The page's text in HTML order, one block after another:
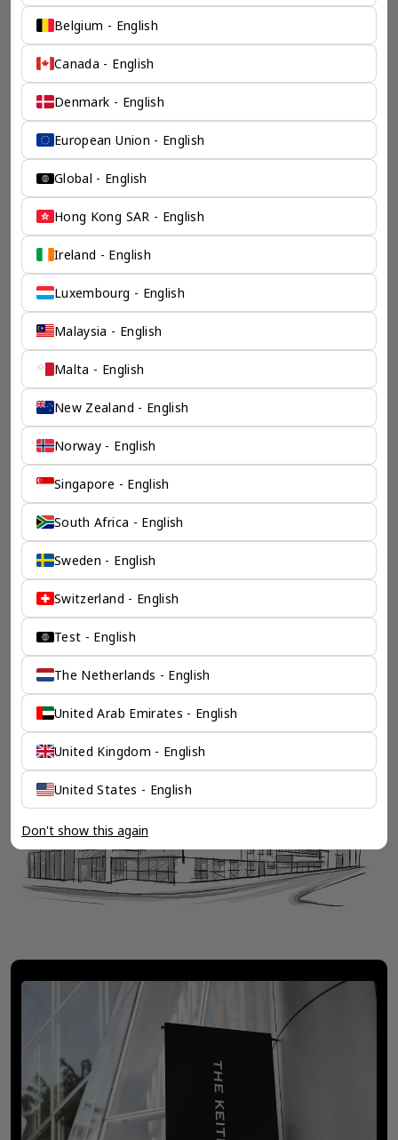
全球 公司秘书 企业服务 - 奕资环球 ™（中国内地）
专注服务海外企业的零售
咨询提供商
有了奕资环球在全世界强大的关系网络，运营您的海外公司将
不再令人困扰。无论您想要外商企业注册服务、开设商业银行
账户或税务咨询，我们都可以为您提供最直接的答案。
检索产品
一个全服务咨询公司为您
保驾护航
奕资环球是您值得信赖的海外合作伙伴。我们是香港伦敦奕资
咨询有限公司的零售咨询部门，这是一家总部位于香港的全球
咨询机构，接触世界50个市场，约占全球GDP的72%。
凭借其战略优势，我们可以将客户与全球市场的机遇联系起
来，并为21个行业的客户提供服务。
了解香港伦敦奕资咨询有限公司 >
Belgium - English
Canada - English
Denmark - English
European Union - English
Global - English
Hong Kong SAR - English
Ireland - English
Luxembourg - English
Malaysia - English
Malta - English
New Zealand - English
Norway - English
Singapore - English
South Africa - English
Sweden - English
Switzerland - English
Test - English
The Netherlands - English
United Arab Emirates - English
United Kingdom - English
United States - English
Don't show this again